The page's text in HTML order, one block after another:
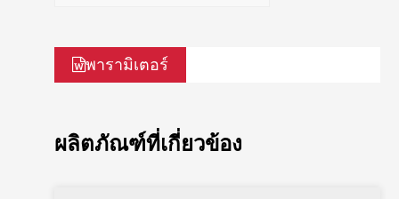
พารามิเตอร์
ผลิตภัณฑ์ที่เกี่ยวข้อง